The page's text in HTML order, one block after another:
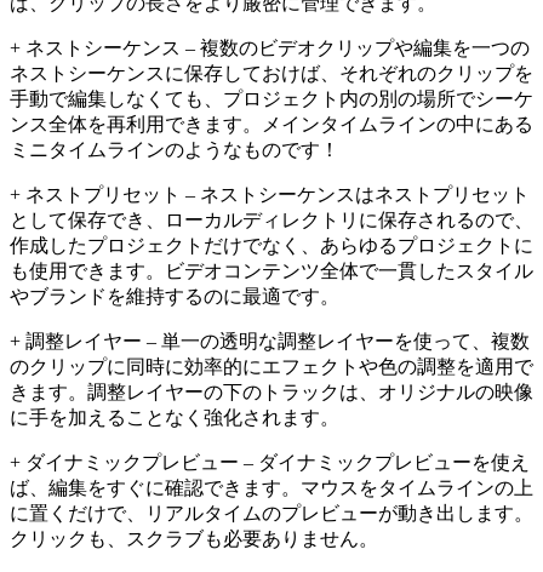
+ ネストシーケンス – 複数のビデオクリップや編集を一つの
ネストシーケンスに保存しておけば、それぞれのクリップを
手動で編集しなくても、プロジェクト内の別の場所でシーケ
ンス全体を再利用できます。メインタイムラインの中にある
ミニタイムラインのようなものです！
+ ネストプリセット – ネストシーケンスはネストプリセット
として保存でき、ローカルディレクトリに保存されるので、
作成したプロジェクトだけでなく、あらゆるプロジェクトに
も使用できます。ビデオコンテンツ全体で一貫したスタイル
やブランドを維持するのに最適です。
+ 調整レイヤー – 単一の透明な調整レイヤーを使って、複数
のクリップに同時に効率的にエフェクトや色の調整を適用で
きます。調整レイヤーの下のトラックは、オリジナルの映像
に手を加えることなく強化されます。
+ ダイナミックプレビュー – ダイナミックプレビューを使え
ば、編集をすぐに確認できます。マウスをタイムラインの上
に置くだけで、リアルタイムのプレビューが動き出します。
クリックも、スクラブも必要ありません。